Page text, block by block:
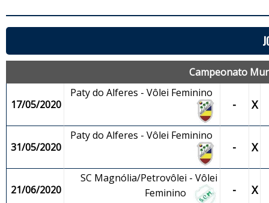
Campeonato
17/05/2020
Paty do Alferes - Vôlei Feminino
- X
31/05/2020
Paty do Alferes - Vôlei Feminino
- X
21/06/2020
SC Magnólia/Petrovôlei - Vôlei
Feminino
- X